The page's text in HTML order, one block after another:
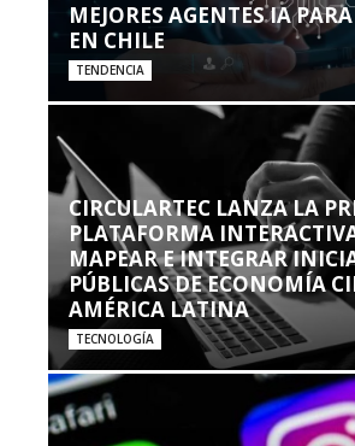
MEJORES AGENTES IA
EN CHILE
TENDENCIA
CIRCULARTEC LANZA LA
PLATAFORMA
MAPEAR E INTEGRAR
PÚBLICAS DE ECONOMÍA
AMÉRICA LATINA
TECNOLOGÍA